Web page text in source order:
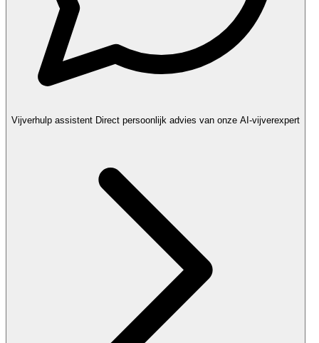
Vijverhulp assistent Direct persoonlijk advies van onze AI-vijverexpert